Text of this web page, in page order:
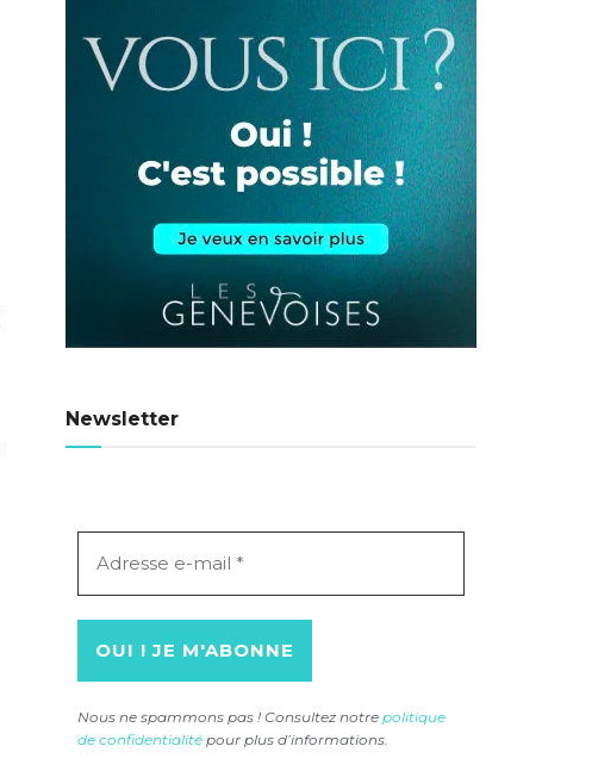
Newsletter
Adresse
Nous ne spammons pas ! Consultez notre politique
de confidentialité pour plus d’informations.